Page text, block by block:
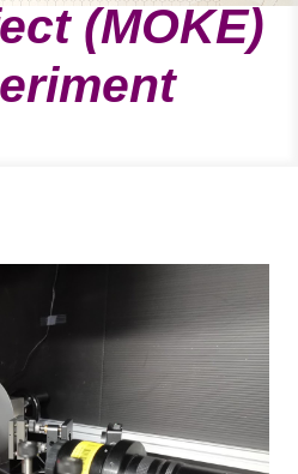
(MOKE)